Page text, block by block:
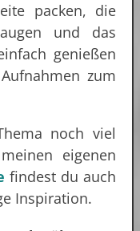
packen, die
und das
genießen
zum
noch viel
eigenen
findest du auch
Inspiration.